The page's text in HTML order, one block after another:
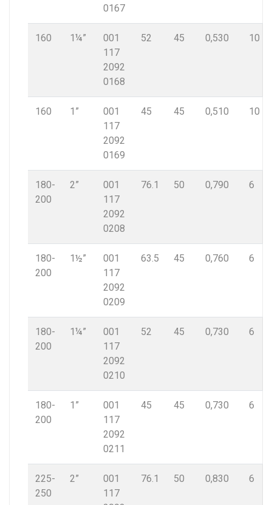
0167
160 1¼”
001
117
2092
0168
52 45 0,530 10
160 1”
001
117
2092
0169
45 45 0,510 10
180-
200
2”
001
117
2092
0208
76.1 50 0,790 6
180-
200
1½”
001
117
2092
0209
63.5 45 0,760 6
180-
200
1¼”
001
117
2092
0210
52 45 0,730 6
180-
200
1”
001
117
2092
0211
45 45 0,730 6
225-
250
2”
001
117
76.1 50 0,830 6